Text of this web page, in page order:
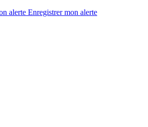
alerte Enregistrermon alerte